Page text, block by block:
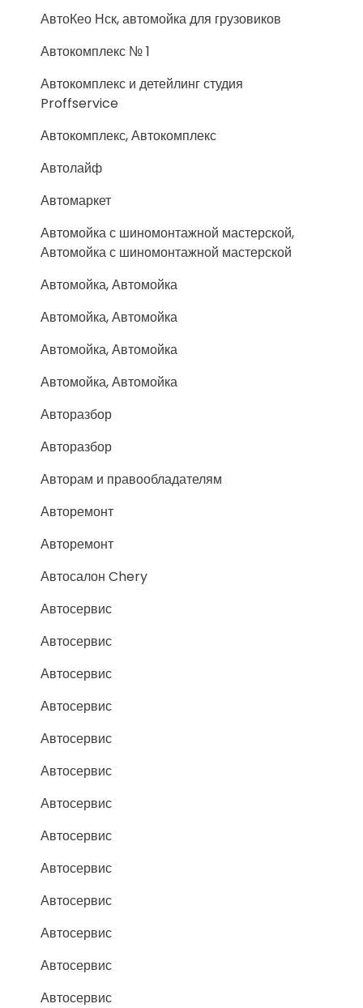
АвтоКео Нск, автомойка для грузовиков
Автокомплекс № 1
Автокомплекс и детейлинг студия
Proffservice
Автокомплекс, Автокомплекс
Автолайф
Автомаркет
Автомойка с шиномонтажной мастерской,
Автомойка с шиномонтажной мастерской
Автомойка, Автомойка
Автомойка, Автомойка
Автомойка, Автомойка
Автомойка, Автомойка
Авторазбор
Авторазбор
Авторам и правообладателям
Авторемонт
Авторемонт
Автосалон Chery
Автосервис
Автосервис
Автосервис
Автосервис
Автосервис
Автосервис
Автосервис
Автосервис
Автосервис
Автосервис
Автосервис
Автосервис
Автосервис